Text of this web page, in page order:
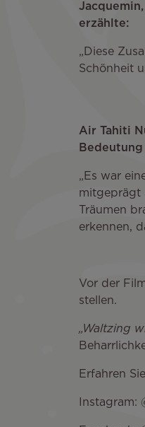
erzählte:
„Diese
Schönheit
Air Tahiti
„Es war
mitgeprägt
Träumen
erkennen,
Vor der
„Waltzing
Erfahren
Instagram: